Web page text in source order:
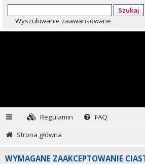
Szukaj
Wyszukiwanie zaawansowane
Regulamin
FAQ
Strona główna
WYMAGANE ZAAKCEPTOWANIE